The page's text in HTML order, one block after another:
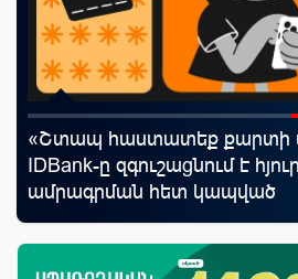
«Շտապ հաստատեք քարտի
IDBank-ը զգուշացնում է
ամրագրման հետ կապված
զեղծարարությունների